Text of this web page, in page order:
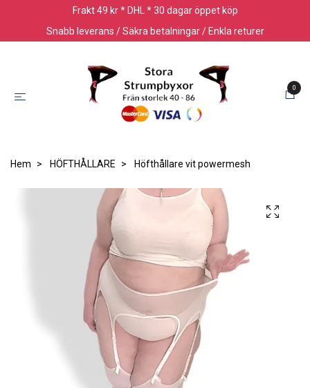
Frakt 49 kr * DHL * 30 dagar öppet köp
Snabb leverans / Säkra betalningar / Enkla returer
0
Hem HÖFTHÅLLARE Höfthållare vit powermesh